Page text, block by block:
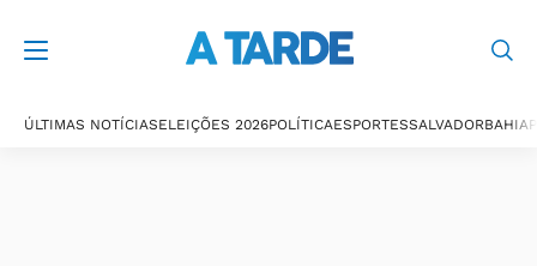
ÚLTIMAS NOTÍCIASELEIÇÕES 2026POLÍTICAESPORTESSALVADORBAHIA